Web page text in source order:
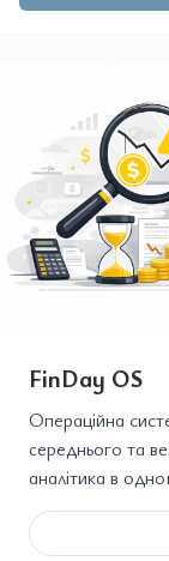
FinDay OS
Операційна
середнього та
аналітика в